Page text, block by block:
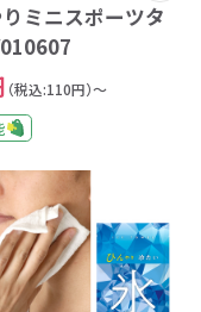
ミニスポーツタ
（税込:110円）～